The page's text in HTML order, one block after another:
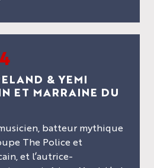
& YEMI
ET MARRAINE DU
batteur mythique
The Police et
et l’autrice-